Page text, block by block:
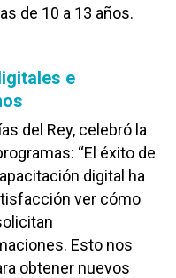
de 10 a 13 años.
e
del Rey, celebró la
“El éxito de
digital ha
ver cómo
Esto nos
obtener nuevos